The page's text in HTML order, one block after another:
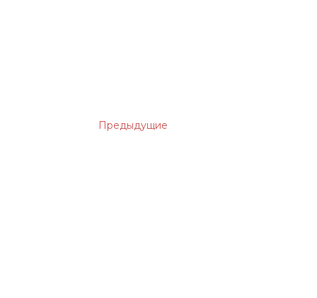
Предыдущие